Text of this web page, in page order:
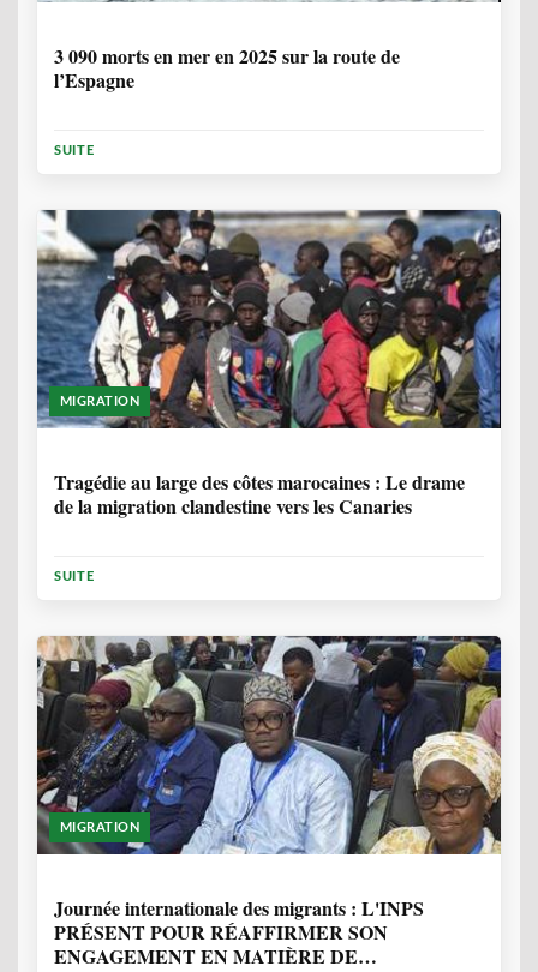
3 090 morts en mer en 2025 sur la route de
l’Espagne
SUITE
MIGRATION
Tragédie au large des côtes marocaines : Le drame
de la migration clandestine vers les Canaries
SUITE
MIGRATION
Journée internationale des migrants : L'INPS
PRÉSENT POUR RÉAFFIRMER SON
ENGAGEMENT EN MATIÈRE DE